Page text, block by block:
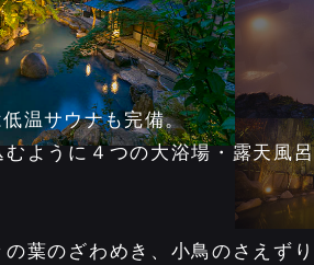
温サウナも完備。
ように４つの大浴場・露天風呂
葉のざわめき、小鳥のさえずり